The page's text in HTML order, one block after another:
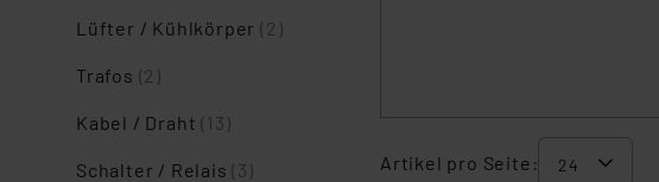
Lüfter / Kühlkörper(2)
Trafos (2)
Kabel / Draht(13)
Schalter / Relais(3) Artikel pro Seite: